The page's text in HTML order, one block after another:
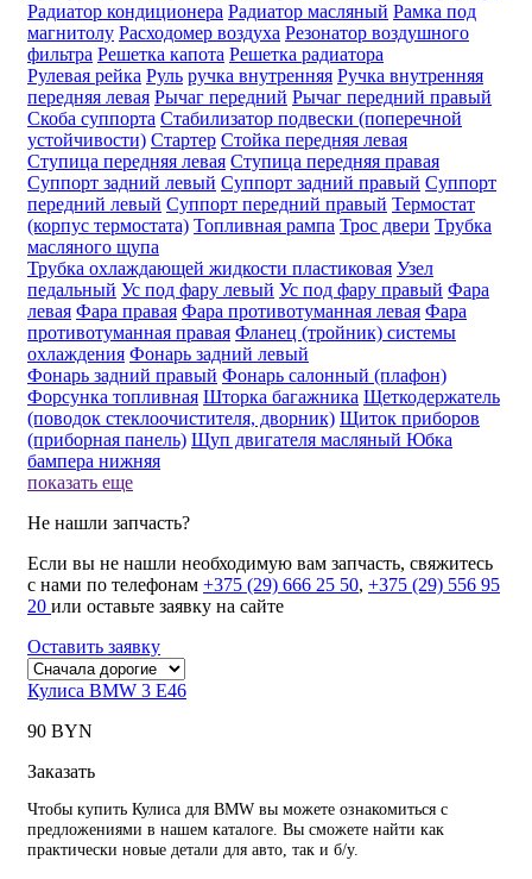
Радиатор кондиционера Радиатор масляный Рамка под
магнитолу Расходомер воздуха Резонатор воздушного
фильтра Решетка капота Решетка радиатора
Рулевая рейка Руль ручка внутренняя Ручка внутренняя
передняя левая Рычаг передний Рычаг передний правый
Скоба суппорта Стабилизатор подвески (поперечной
устойчивости) Стартер Стойка передняя левая
Ступица передняя левая Ступица передняя правая
Суппорт задний левый Суппорт задний правый Суппорт
передний левый Суппорт передний правый Термостат
(корпус термостата) Топливная рампа Трос двери Трубка
масляного щупа
Трубка охлаждающей жидкости пластиковая Узел
педальный Ус под фару левый Ус под фару правый Фара
левая Фара правая Фара противотуманная левая Фара
противотуманная правая Фланец (тройник) системы
охлаждения Фонарь задний левый
Фонарь задний правый Фонарь салонный (плафон)
Форсунка топливная Шторка багажника Щеткодержатель
(поводок стеклоочистителя, дворник) Щиток приборов
(приборная панель) Щуп двигателя масляный Юбка
бампера нижняя
показать еще
Не нашли запчасть?
Если вы не нашли необходимую вам запчасть, свяжитесь
с нами по телефонам +375 (29) 666 25 50, +375 (29) 556 95
20 или оставьте заявку на сайте
Оставить заявку
Кулиса BMW 3 E46
90 BYN
Заказать
Чтобы купить Кулиса для BMW вы можете ознакомиться с
предложениями в нашем каталоге. Вы сможете найти как
практически новые детали для авто, так и б/у.